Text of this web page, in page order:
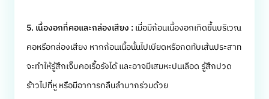
5. เนื้องอกที่คอและกล่องเสียง : เมื่อมีก้อนเนื้องอกเกิดขึ้นบริเวณ
คอหรือกล่องเสียง หากก้อนเนื้อนั้นไปเบียดหรือกดทับเส้นประสาท
จะทำให้รู้สึกเจ็บคอเรื้อรังได้ และอาจมีเสมหะปนเลือด รู้สึกปวด
ร้าวไปที่หู หรือมีอาการกลืนลำบากร่วมด้วย